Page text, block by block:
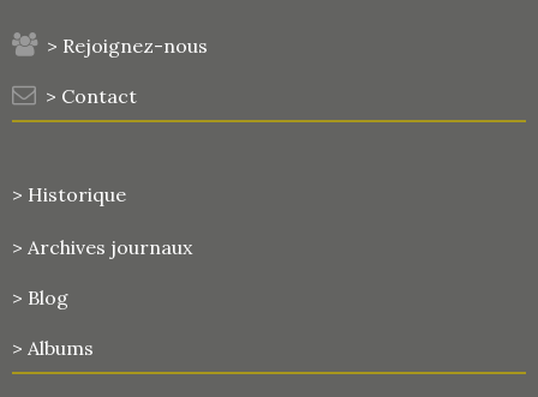
> Rejoignez-nous
> Contact
> Historique
> Archives journaux
> Blog
> Albums